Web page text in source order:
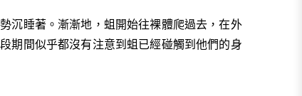
沉睡著。漸漸地，蛆開始往裸體爬過去，在外
期間似乎都沒有注意到蛆已經碰觸到他們的身